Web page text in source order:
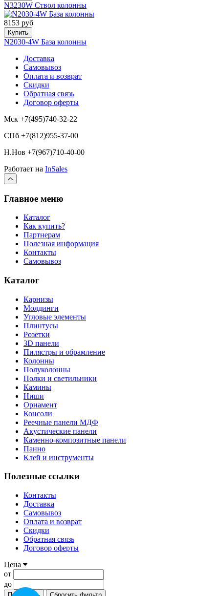
N3230W Ствол колонны
8153 руб
Купить
N2030-4W База колонны
Доставка
Самовывоз
Оплата и возврат
Скидки
Обратная связь
Договор оферты
Мск +7(495)740-32-22
СПб +7(812)955-37-00
Н.Нов +7(967)710-40-00
Работает на InSales
Главное меню
Каталог
Как купить?
Партнерам
Полезная информация
Контакты
Самовывоз
Каталог
Карнизы
Молдинги
Угловые элементы
Плинтусы
Розетки
3D панели
Пилястры и обрамление
Колонны
Полуколонны
Полки и светильники
Камины
Ниши
Орнамент
Консоли
Реечные панели МДФ
Акустические панели
Каменно-композитные панели
Панно
Клей и инструменты
Полезные ссылки
Контакты
Доставка
Самовывоз
Оплата и возврат
Скидки
Обратная связь
Договор оферты
Цена
от
до